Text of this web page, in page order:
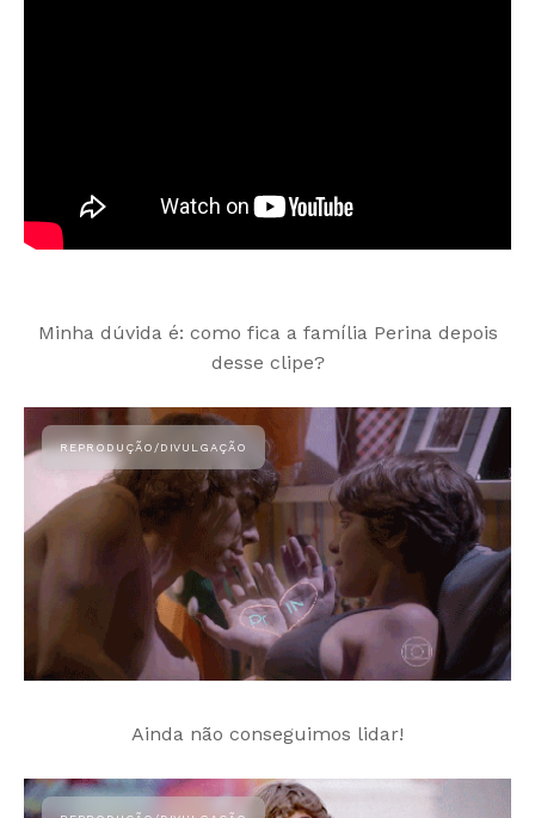
Minha dúvida é: como fica a família Perina depois
desse clipe?
Ainda não conseguimos lidar!